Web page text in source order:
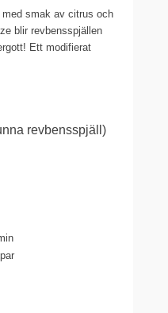
smak av citrus och
blir revbensspjällen
Ett modifierat
revbensspjäll)